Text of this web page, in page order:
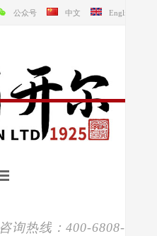
公众号 中文 English
咨询热线：400-6808-138